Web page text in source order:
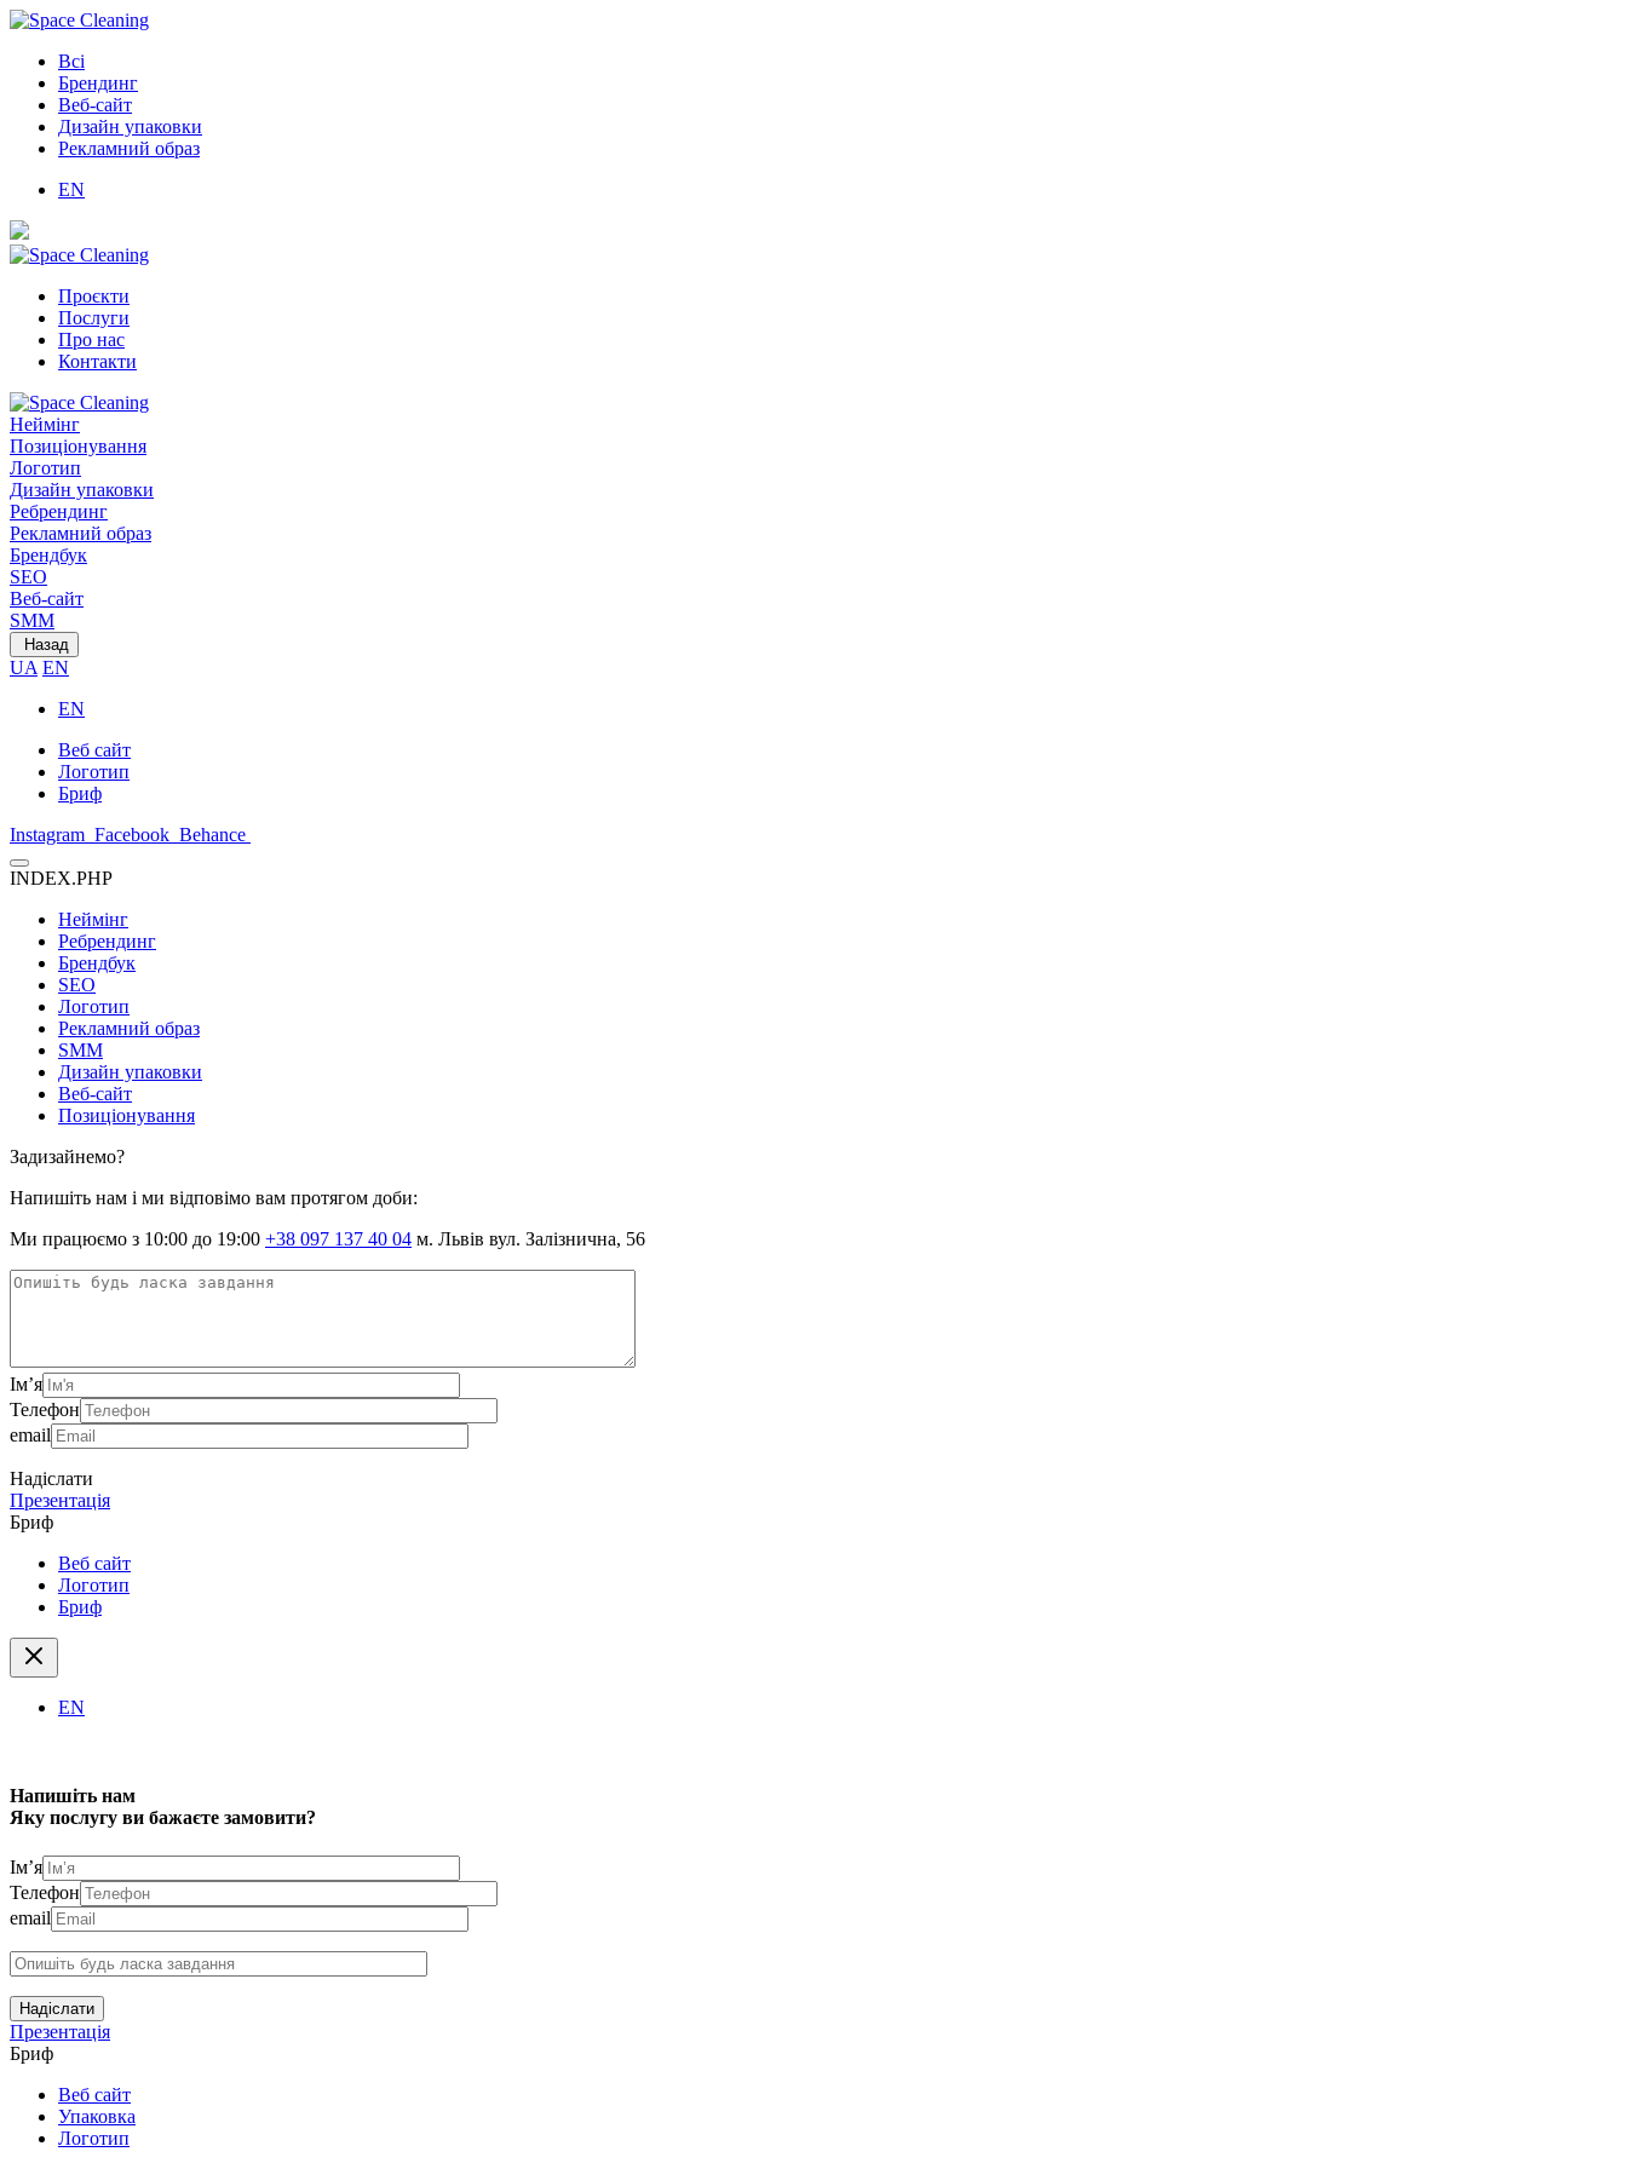
Всі
Брендинг
Веб-сайт
Дизайн упаковки
Рекламний образ
EN
Проєкти
Послуги
Про нас
Контакти
Неймінг
Позиціонування
Логотип
Дизайн упаковки
Ребрендинг
Рекламний образ
Брендбук
SEO
Веб-сайт
SMM
Назад
UA EN
EN
Веб сайт
Логотип
Бриф
Instagram Facebook Behance
INDEX.PHP
Неймінг
Ребрендинг
Брендбук
SEO
Логотип
Рекламний образ
SMM
Дизайн упаковки
Веб-сайт
Позиціонування
Задизайнемо?
Напишіть нам і ми відповімо вам протягом доби:
Ми працюємо з 10:00 до 19:00 +38 097 137 40 04 м. Львів вул. Залізнична, 56
Ім’я
Телефон
email
Надіслати
Презентація
Бриф
Веб сайт
Логотип
Бриф
EN
Напишіть нам
Яку послугу ви бажаєте замовити?
Ім’я
Телефон
email
Надіслати
Презентація
Бриф
Веб сайт
Упаковка
Логотип